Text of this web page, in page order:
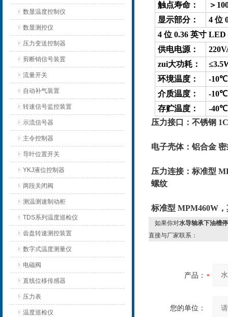
数显温度控制仪
数显测控仪
压力变送控制器
剪断销信号装置
流量开关
自动补气装置
转速信号监控装置
示流信号器
主令控制器
导叶位置开关
YKJ液位控制器
两段关闭阀
测温测速制动柜
TDS系列温度巡检仪
齿盘转速测控装置
数字式温度测量仪
电磁阀
直线位移传感器
压力表
温度巡检仪
触点寿命：
＞
显示部分：
4 位
4 位 0.36 英寸
供电电源：
zui大功耗：
环境温度：
-
介质温度：
-
存贮温度：
-
压力接口：不锈钢
电子壳体：铝合金
压力连接：标准型
螺纹
标准型 MPM460W
如果你对水导轴承下油槽
直接与厂家联系：
产品：
您的单位：